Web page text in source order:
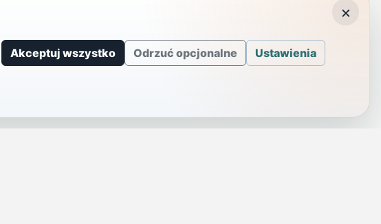
Akceptuj wszystko Odrzuć opcjonalne Ustawienia
×